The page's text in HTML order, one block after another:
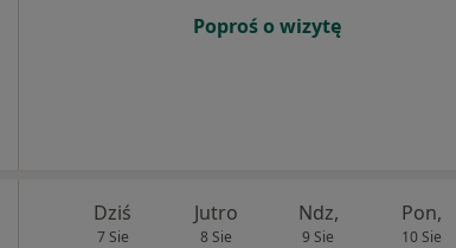
Poproś o wizytę
Dziś
7 Sie
Jutro
8 Sie
Ndz,
9 Sie
Pon,
10 Sie